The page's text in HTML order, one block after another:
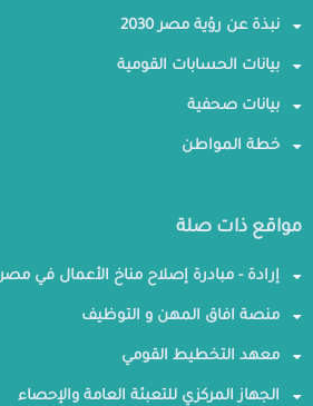
نبذة عن رؤية مصر 2030
بيانات الحسابات القومية
بيانات صحفية
خطة المواطن
مواقع ذات صلة
إرادة - مبادرة إصلاح مناخ الأعمال في مصر
منصة افاق المهن و التوظيف
معهد التخطيط القومي
الجهاز المركزي للتعبئة العامة والإحصاء